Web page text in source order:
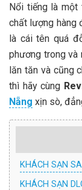
Nổi tiếng là một
chất lượng hàng
là cái tên quá
phương trong và
lăn tăn và cũng
thì hãy cùng
Nẵng xịn sò,
KHÁCH SẠN
KHÁCH SẠN